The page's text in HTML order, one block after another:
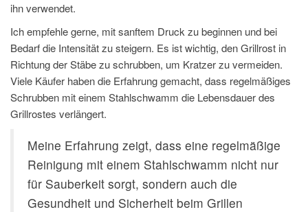
ihn verwendet.
Ich empfehle gerne, mit sanftem Druck zu beginnen und bei
Bedarf die Intensität zu steigern. Es ist wichtig, den Grillrost in
Richtung der Stäbe zu schrubben, um Kratzer zu vermeiden.
Viele Käufer haben die Erfahrung gemacht, dass regelmäßiges
Schrubben mit einem Stahlschwamm die Lebensdauer des
Grillrostes verlängert.
Meine Erfahrung zeigt, dass eine regelmäßige
Reinigung mit einem Stahlschwamm nicht nur
für Sauberkeit sorgt, sondern auch die
Gesundheit und Sicherheit beim Grillen